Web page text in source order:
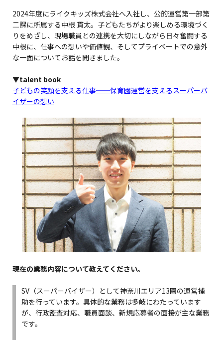
2024年度にライクキッズ株式会社へ入社し、公的運営第一部第
二課に所属する中根 貫太。子どもたちがより楽しめる環境づく
りをめざし、現場職員との連携を大切にしながら日々奮闘する
中根に、仕事への想いや価値観、そしてプライベートでの意外
な一面についてお話を聞きました。
▼talent book
子どもの笑顔を支える仕事──保育園運営を支えるスーパーバ
イザーの想い
現在の業務内容について教えてください。
SV（スーパーバイザー）として神奈川エリア13園の運営補
助を行っています。具体的な業務は多岐にわたっています
が、行政監査対応、職員面談、新規応募者の面接が主な業務
です。